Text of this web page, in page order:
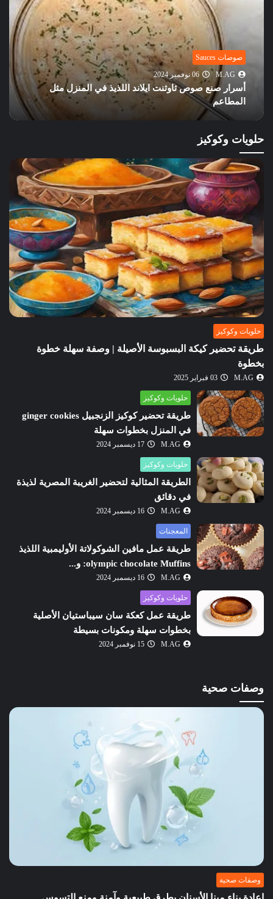
في المنزل مثل
صوصات Sauces
M.AG
05 نوفمبر 2024
طريقة تحضير أشهر صوصات البرجر
لذيذة وسهلة
حلويات وكوكيز
حلويات وكوكيز
طريقة تحضير كيكة البسبوسة الأصيلة | وصفة سهلة خطوة
بخطوة
M.AG 03 فبراير 2025
حلويات وكوكيز
طريقة تحضير كوكيز الزنجبيل ginger cookies
في المنزل بخطوات سهلة
M.AG 17 ديسمبر 2024
حلويات وكوكيز
الطريقة المثالية لتحضير الغريبة المصرية لذيذة
في دقائق
M.AG 16 ديسمبر 2024
المعجنات
طريقة عمل مافين الشوكولاتة الأوليمبية اللذيذ
olympic chocolate Muffins: و...
M.AG 16 ديسمبر 2024
حلويات وكوكيز
طريقة عمل كعكة سان سيباستيان الأصلية
بخطوات سهلة ومكونات بسيطة
M.AG 15 نوفمبر 2024
وصفات صحية
وصفات صحية